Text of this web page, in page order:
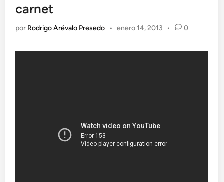
carnet
por Rodrigo Arévalo Presedo • enero 14, 2013 • 0